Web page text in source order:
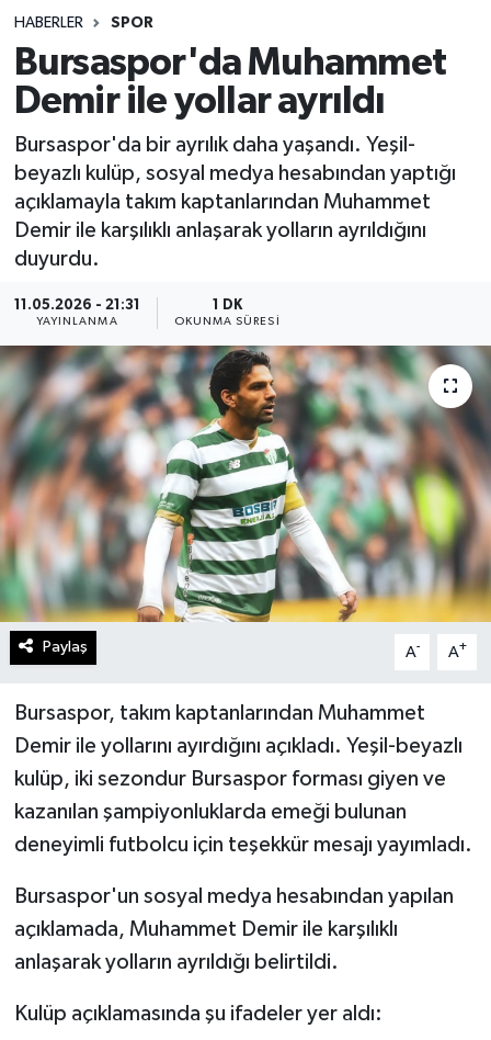
HABERLER SPOR
Bursaspor'da Muhammet
Demir ile yollar ayrıldı
Bursaspor'da bir ayrılık daha yaşandı. Yeşil-
beyazlı kulüp, sosyal medya hesabından yaptığı
açıklamayla takım kaptanlarından Muhammet
Demir ile karşılıklı anlaşarak yolların ayrıldığını
duyurdu.
11.05.2026 - 21:31
YAYINLANMA
1 DK
OKUNMA SÜRESI
Paylaş A- A+
Bursaspor, takım kaptanlarından Muhammet
Demir ile yollarını ayırdığını açıkladı. Yeşil-beyazlı
kulüp, iki sezondur Bursaspor forması giyen ve
kazanılan şampiyonluklarda emeği bulunan
deneyimli futbolcu için teşekkür mesajı yayımladı.
Bursaspor'un sosyal medya hesabından yapılan
açıklamada, Muhammet Demir ile karşılıklı
anlaşarak yolların ayrıldığı belirtildi.
Kulüp açıklamasında şu ifadeler yer aldı:
Spor
Teknoloji
Yaşam